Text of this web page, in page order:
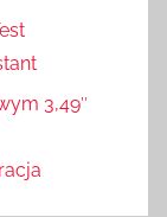
3,49″